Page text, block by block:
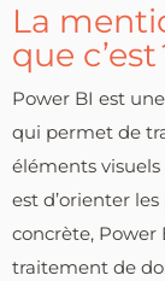
La
que c’est
Power BI est une
qui permet de
éléments
est d’orienter
concrète, Power
traitement de